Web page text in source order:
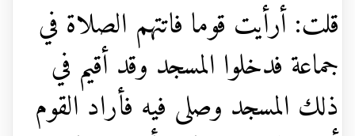
قلت: أرأيت قوما فاتتهم الصلاة في
جماعة فدخلوا المسجد وقد أقيم في
ذلك المسجد وصلى فيه فأراد القوم